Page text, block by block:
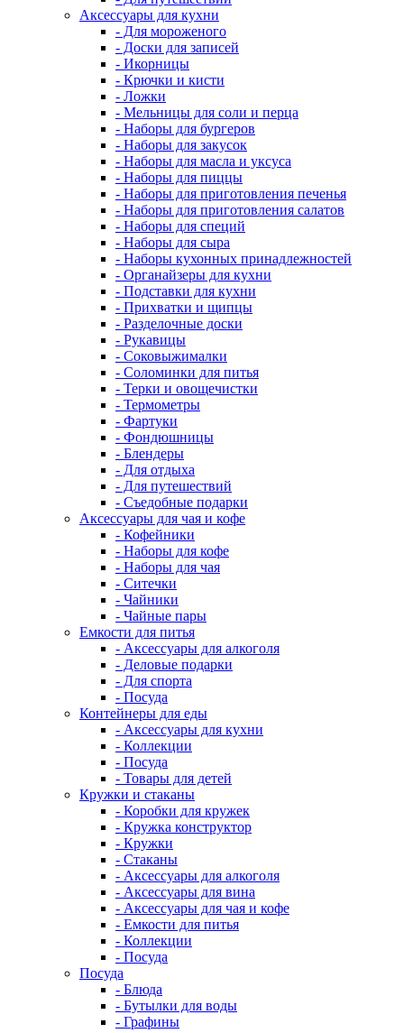
Аксессуары для кухни
- Для мороженого
- Доски для записей
- Икорницы
- Крючки и кисти
- Ложки
- Мельницы для соли и перца
- Наборы для бургеров
- Наборы для закусок
- Наборы для масла и уксуса
- Наборы для пиццы
- Наборы для приготовления печенья
- Наборы для приготовления салатов
- Наборы для специй
- Наборы для сыра
- Наборы кухонных принадлежностей
- Органайзеры для кухни
- Подставки для кухни
- Прихватки и щипцы
- Разделочные доски
- Рукавицы
- Соковыжималки
- Соломинки для питья
- Терки и овощечистки
- Термометры
- Фартуки
- Фондюшницы
- Блендеры
- Для отдыха
- Для путешествий
- Съедобные подарки
Аксессуары для чая и кофе
- Кофейники
- Наборы для кофе
- Наборы для чая
- Ситечки
- Чайники
- Чайные пары
Емкости для питья
- Аксессуары для алкоголя
- Деловые подарки
- Для спорта
- Посуда
Контейнеры для еды
- Аксессуары для кухни
- Коллекции
- Посуда
- Товары для детей
Кружки и стаканы
- Коробки для кружек
- Кружка конструктор
- Кружки
- Стаканы
- Аксессуары для алкоголя
- Аксессуары для вина
- Аксессуары для чая и кофе
- Емкости для питья
- Коллекции
- Посуда
Посуда
- Блюда
- Бутылки для воды
- Графины